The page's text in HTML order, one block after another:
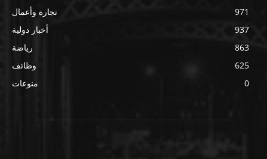
تجارة وأعمال
971
أخبار دولية
937
رياضة
863
وظائف
625
منوعات
0